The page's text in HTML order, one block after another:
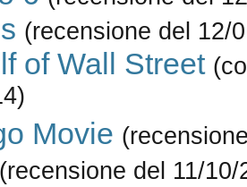
(recensione del 12/
of Wall Street
Movie
(recensione del 11/10/